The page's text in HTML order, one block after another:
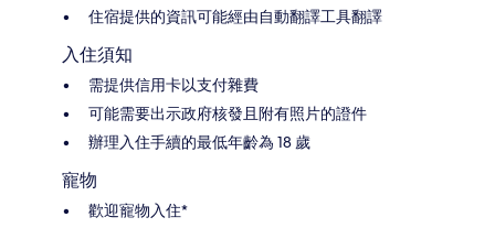
住宿提供的資訊可能經由自動翻譯工具翻譯
入住須知
需提供信用卡以支付雜費
可能需要出示政府核發且附有照片的證件
辦理入住手續的最低年齡為 18 歲
寵物
歡迎寵物入住*